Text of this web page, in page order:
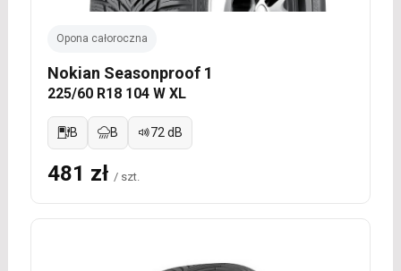
Opona całoroczna
Nokian Seasonproof 1
225/60 R18 104 W XL
B B 72 dB
481 zł / szt.